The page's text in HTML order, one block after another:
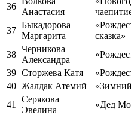
36
Анастасия
37
Быкадорова
Маргарита
сказка»
38
Черникова
Александра
39 Сторжева Катя
40 Жалдак Атемий
41
Серякова
Эвелина
«Дед